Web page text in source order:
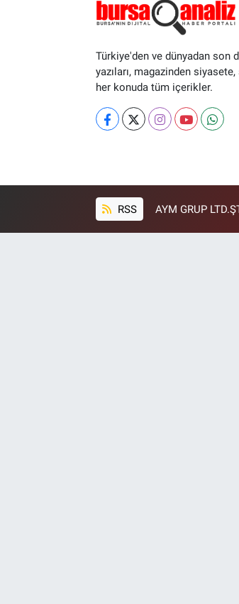
Türkiye'den ve dünyadan son
yazıları, magazinden
her konuda tüm içerikler.
RSS AYM GRUP